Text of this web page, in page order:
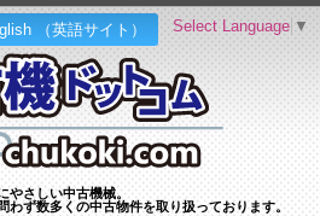
（英語サイト）
やさしい中古機械。
わず数多くの中古物件を取り扱っております。
Select Language ▼